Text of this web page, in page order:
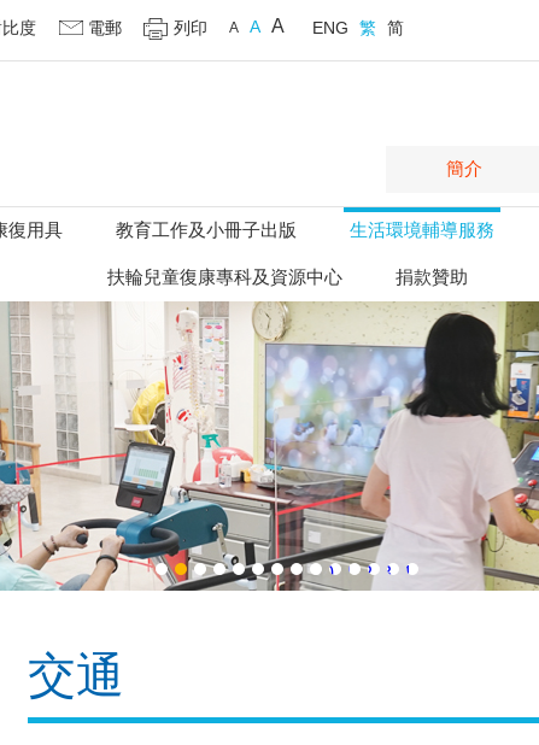
度 電郵 列印 A A A ENG 繁 简
簡介
復用具 教育工作及小冊子出版 生活環境輔導服務
扶輪兒童復康專科及資源中心 捐款贊助
1 2 3 4 5 6 7 8 91011121314
交通